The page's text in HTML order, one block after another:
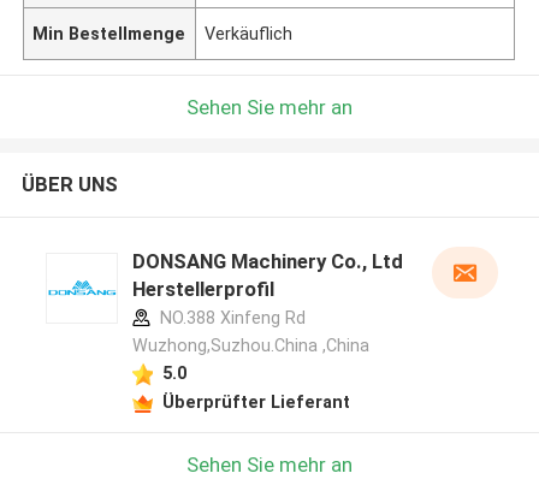
Min Bestellmenge Verkäuflich
Sehen Sie mehr an
ÜBER UNS
DONSANG Machinery Co., Ltd
Herstellerprofil
NO.388 Xinfeng Rd
Wuzhong,Suzhou.China ,China
5.0
Überprüfter Lieferant
Sehen Sie mehr an